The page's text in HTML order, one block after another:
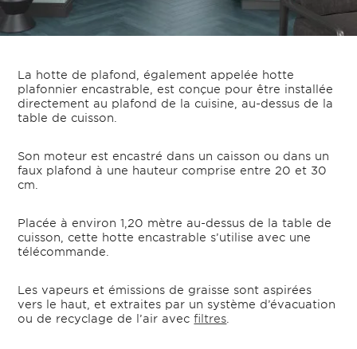
La hotte de plafond, également appelée hotte
plafonnier encastrable, est conçue pour être installée
directement au plafond de la cuisine, au-dessus de la
table de cuisson.
Son moteur est encastré dans un caisson ou dans un
faux plafond à une hauteur comprise entre 20 et 30
cm.
Placée à environ 1,20 mètre au-dessus de la table de
cuisson, cette hotte encastrable s’utilise avec une
télécommande.
Les vapeurs et émissions de graisse sont aspirées
vers le haut, et extraites par un système d’évacuation
ou de recyclage de l’air avecfiltres